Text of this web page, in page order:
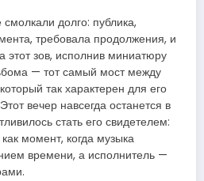
долго: публика,
требовала продолжения, и
этот зов, исполнив миниатюру
— тот самый мост между
так характерен для его
вечер навсегда останется в
стать его свидетелем:
момент, когда музыка
времени, а исполнитель —